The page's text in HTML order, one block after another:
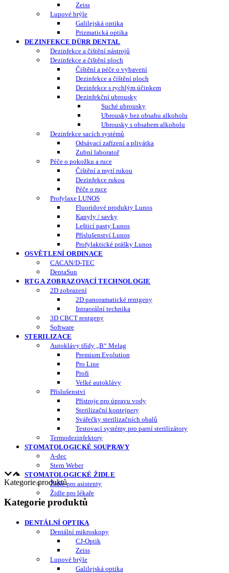
Zeiss
Lupové brýle
Galilejská optika
Prizmatická optika
DEZINFEKCE DÜRR DENTAL
Dezinfekce a čištění nástrojů
Dezinfekce a čištění ploch
Čištění a péče o vybavení
Dezinfekce a čištění ploch
Dezinfekce s rychlým účinkem
Dezinfekční ubrousky
Suché ubrousky
Ubrousky bez obsahu alkoholu
Ubrousky s obsahem alkoholu
Dezinfekce sacích systémů
Odsávací zařízení a plivátka
Zubní laboratoř
Péče o pokožku a ruce
Čištění a mytí rukou
Dezinfekce rukou
Péče o ruce
Profylaxe LUNOS
Fluoridové produkty Lunos
Kanyly / savky
Lešticí pasty Lunos
Příslušenství Lunos
Profylaktické prášky Lunos
OSVĚTLENÍ ORDINACE
CACAN/D-TEC
DentaSun
RTG A ZOBRAZOVACÍ TECHNOLOGIE
2D zobrazení
2D panoramatické rentgeny
Intraorální technika
3D CBCT rentgeny
Software
STERILIZACE
Autoklávy třídy „B“ Melag
Premium Evolution
Pro Line
Profi
Velké autoklávy
Příslušenství
Přístroje pro úpravu vody
Sterilizační kontejnery
Svářečky sterilizačních obalů
Testovací systémy pro parní sterilizátory
Termodezinfektory
STOMATOLOGICKÉ SOUPRAVY
A-dec
Stern Weber
STOMATOLOGICKÉ ŽIDLE
Židle pro asistenty
Židle pro lékaře
Kategorie produktů
Kategorie produktů
DENTÁLNÍ OPTIKA
Dentální mikroskopy
CJ-Optik
Zeiss
Lupové brýle
Galilejská optika